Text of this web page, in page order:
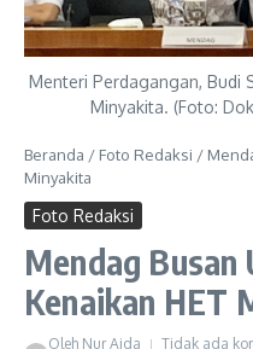
Menteri Perdagangan, Budi
Minyakita. (Foto:
Beranda / Foto Redaksi /
Minyakita
Foto Redaksi
Mendag Busan
Kenaikan HET
Oleh Nur Aida Tidak ada